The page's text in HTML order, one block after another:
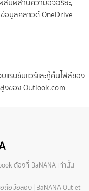
สมผสานความอัจฉริยะ,
อมูลคลาวด์ OneDrive
รนซัมแวร์และกู้คืนไฟล์ของ
งของ Outlook.com
ต้องที่ BaNANA เท่านั้น
อถือมือสอง | BaNANA Outlet